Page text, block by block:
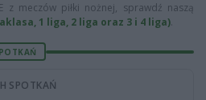
z meczów piłki nożnej, sprawdź naszą
1 liga, 2 liga oraz 3 i 4 liga).
SPOTKAŃ